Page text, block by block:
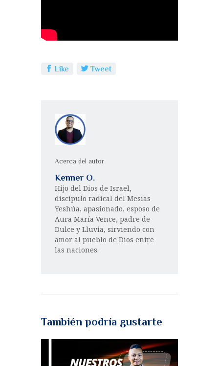
Like Tweet
Acerca del autor
Kenner O.
Hijo del Dios de Israel,
discípulo radical del Mesías
Yeshúa, apasionado, esposo de
Aura María Vence, padre de
Dulce y Lluvia, sirviendo con
amor al pueblo de Dios entre
las naciones.
También podría gustarte